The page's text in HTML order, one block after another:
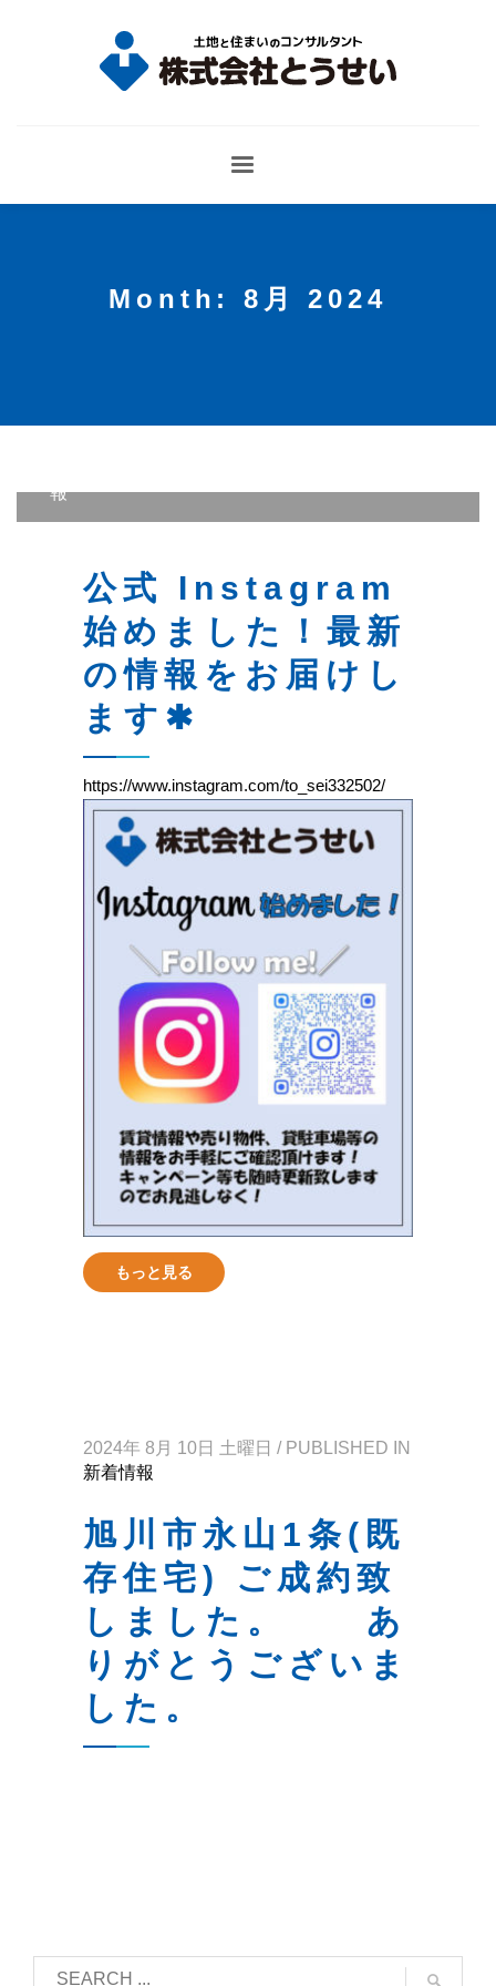
Month: 8月 2024
報
公式 Instagram
始めました！最新
の情報をお届けし
ます✱
もっと見る
https://www.instagram.com/to_sei332502/
2024年 8月 10日 土曜日 / PUBLISHED IN
新着情報
旭川市永山1条(既
存住宅) ご成約致
しました。 あ
りがとうございま
した。